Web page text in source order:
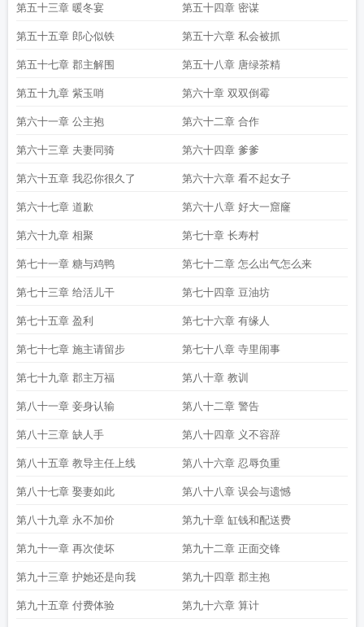
第五十三章 暖冬宴 第五十四章 密谋
第五十五章 郎心似铁 第五十六章 私会被抓
第五十七章 郡主解围 第五十八章 唐绿茶精
第五十九章 紫玉哨 第六十章 双双倒霉
第六十一章 公主抱 第六十二章 合作
第六十三章 夫妻同骑 第六十四章 爹爹
第六十五章 我忍你很久了 第六十六章 看不起女子
第六十七章 道歉 第六十八章 好大一窟窿
第六十九章 相聚 第七十章 长寿村
第七十一章 糖与鸡鸭 第七十二章 怎么出气怎么来
第七十三章 给活儿干 第七十四章 豆油坊
第七十五章 盈利 第七十六章 有缘人
第七十七章 施主请留步 第七十八章 寺里闹事
第七十九章 郡主万福 第八十章 教训
第八十一章 妾身认输 第八十二章 警告
第八十三章 缺人手 第八十四章 义不容辞
第八十五章 教导主任上线 第八十六章 忍辱负重
第八十七章 娶妻如此 第八十八章 误会与遗憾
第八十九章 永不加价 第九十章 缸钱和配送费
第九十一章 再次使坏 第九十二章 正面交锋
第九十三章 护她还是向我 第九十四章 郡主抱
第九十五章 付费体验 第九十六章 算计